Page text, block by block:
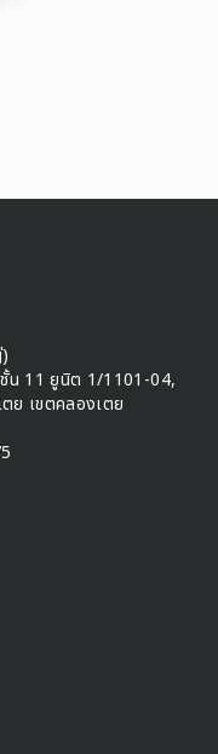
ชั้น 11 ยูนิต 1/1101-04,
ย เขตคลองเตย